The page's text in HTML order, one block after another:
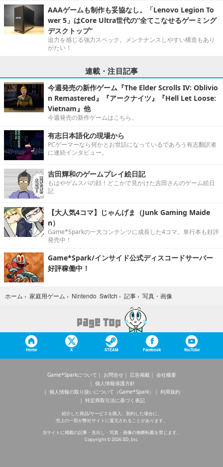
AAAゲームも制作も妥協なし。「Lenovo Legion To
wer 5」はCore Ultra世代の“全てこなせるゲーミング
デスクトップ”
迫力を感じる強力スペック。メンテナンスしやすい構造もあり
がたい！
連載・注目記事
今週発売の新作ゲーム『The Elder Scrolls IV: Oblivio
n Remastered』『アークナイツ』『Hell Let Loose:
Vietnam』他
今週発売の新作ゲームはこちら。
有志日本語化の現場から
PCゲーマーなら何かとお世話になっているであろう有志翻訳者
に連続インタビュー。
吉田輝和のゲームプレイ絵日記
もはやゲムスパの顔！どこかで見かけた吉田さんのゲーム絵日
記
【大人気4コマ】じゃんげま（Junk Gaming Maide
n）
Game*Sparkの一大コンテンツに成長した4コマ。単行本も好評
発売中！
Game*Spark/インサイド公式ディスコードサーバー
好評稼働中！
ホーム › 家庭用ゲーム › Nintendo Switch › 記事 › 写真・画像
Home X STEAM Facebook YouTube
Game*Sparkについて お問合せ 広告掲載
会社概要
個人情報保護方針
個人情報の取り扱いについて（Game*Spark）
利用規約
特定商取引法に基づく表記
紹介した商品/サービスを購入、契約した場合に、
売上の一部が弊社サイトに還元されることがあります。
当サイトに掲載の記事・見出し・写真・画像の無断転載を禁じます。
Copyright © 2026 IID, Inc.